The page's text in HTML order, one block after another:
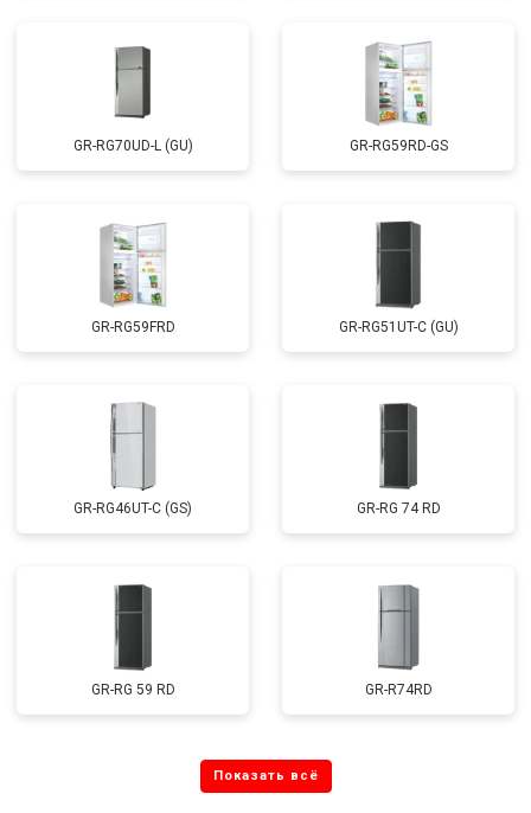
GR-RG70UD-L (GU) GR-RG59RD-GS
GR-RG59FRD GR-RG51UT-C (GU)
GR-RG46UT-C (GS) GR-RG 74 RD
GR-RG 59 RD GR-R74RD